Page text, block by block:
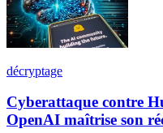
décryptage
Cyberattaque contre
OpenAI maîtrise son